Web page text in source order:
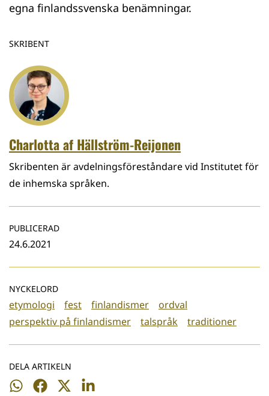
egna finlandssvenska benämningar.
SKRIBENT
Charlotta af Hällström-Reijonen
Skribenten är avdelningsföreståndare vid Institutet för
de inhemska språken.
PUBLICERAD
24.6.2021
NYCKELORD
etymologi fest finlandismer
ordval
perspektiv på finlandismer
talspråk traditioner
DELA ARTIKELN
Dela
Dela
Dela
Dela